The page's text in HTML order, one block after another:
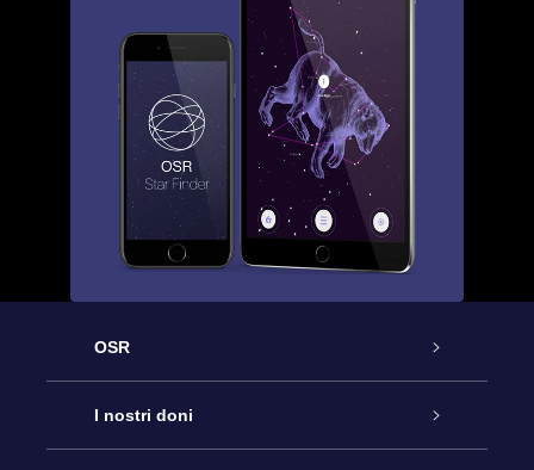
OSR
Assistenza
I nostri doni